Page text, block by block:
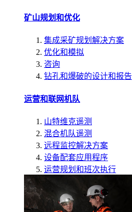
矿山规划和优化
集成采矿规划解决方案
优化和模拟
咨询
钻孔和爆破的设计和报告
运营和联网机队
山特维克遥测
混合机队遥测
远程监控解决方案
设备配套应用程序
运营规划和班次执行